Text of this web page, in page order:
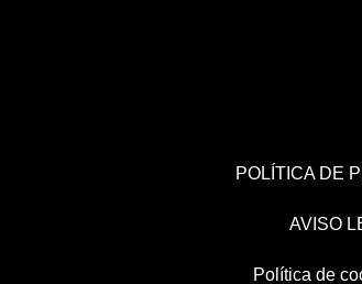
POLÍTICA DE
AVISO
Política de